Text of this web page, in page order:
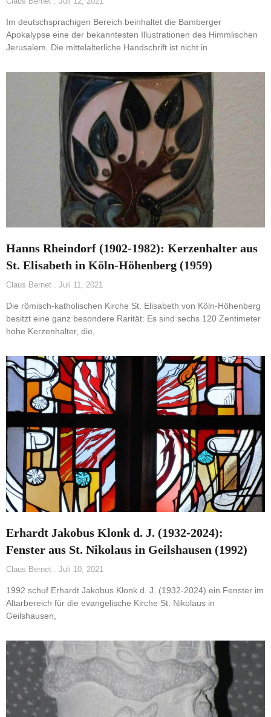
Im deutschsprachigen Bereich beinhaltet die Bamberger
Apokalypse eine der bekanntesten Illustrationen des Himmlischen
Jerusalem. Die mittelalterliche Handschrift ist nicht in
Hanns Rheindorf (1902-1982): Kerzenhalter aus
St. Elisabeth in Köln-Höhenberg (1959)
Claus Bernet Juli 11, 2021
Die römisch-katholischen Kirche St. Elisabeth von Köln-Höhenberg
besitzt eine ganz besondere Rarität: Es sind sechs 120 Zentimeter
hohe Kerzenhalter, die,
Erhardt Jakobus Klonk d. J. (1932-2024):
Fenster aus St. Nikolaus in Geilshausen (1992)
Claus Bernet Juli 10, 2021
1992 schuf Erhardt Jakobus Klonk d. J. (1932-2024) ein Fenster im
Altarbereich für die evangelische Kirche St. Nikolaus in
Geilshausen,